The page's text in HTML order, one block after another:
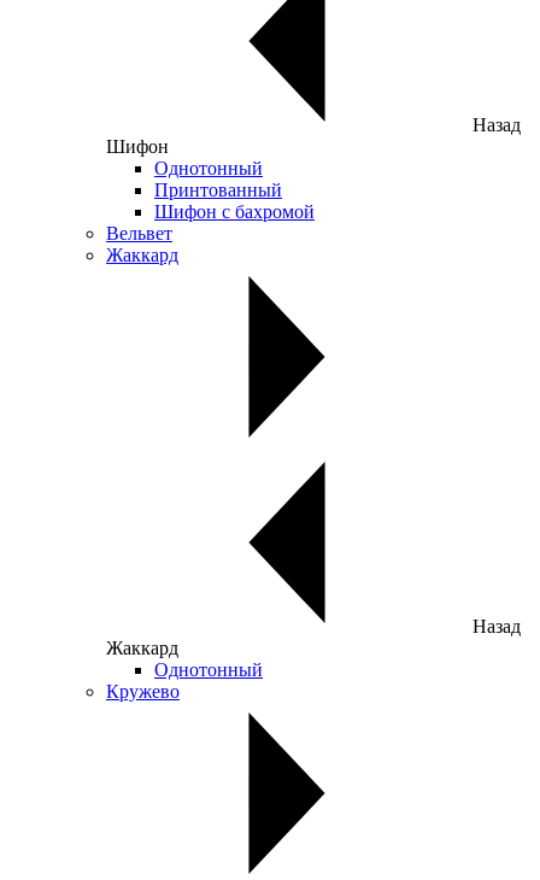
Назад
Шифон
Однотонный
Принтованный
Шифон с бахромой
Вельвет
Жаккард
Назад
Жаккард
Однотонный
Кружево